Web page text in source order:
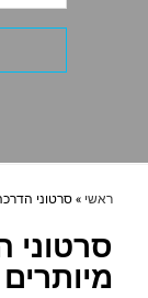
ראשי »סרטוני
סרטוני